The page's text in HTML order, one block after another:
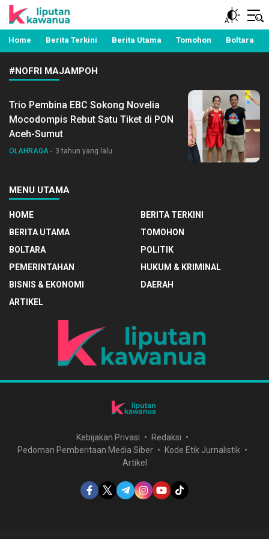
Liputan Kawanua
Berita Manado, Sulawesi Utara, Kawanua, Politik,
Pemerintahan, Hukum Kriminal dan Nasional
Home Berita Terkini Berita Utama Tomohon Boltara
#NOFRI MAJAMPOH
Trio Pembina EBC Sokong Novelia
Mocodompis Rebut Satu Tiket di PON
Aceh-Sumut
OLAHRAGA 3 tahun yang lalu
MENU UTAMA
HOME
BERITA TERKINI
BERITA UTAMA
TOMOHON
BOLTARA
POLITIK
PEMERINTAHAN
HUKUM & KRIMINAL
BISNIS & EKONOMI
DAERAH
ARTIKEL
Kebijakan Privasi
Redaksi
Pedoman Pemberitaan Media Siber
Kode Etik Jurnalistik
Artikel